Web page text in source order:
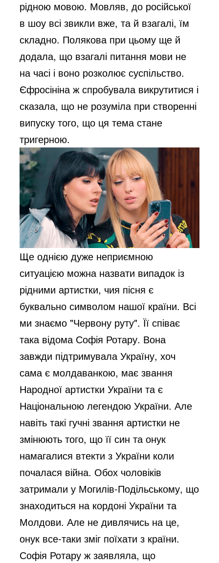
рідною мовою. Мовляв, до російської
в шоу всі звикли вже, та й взагалі, їм
складно. Полякова при цьому ще й
додала, що взагалі питання мови не
на часі і воно розколює суспільство.
Єфросініна ж спробувала викрутитися і
сказала, що не розуміла при створенні
випуску того, що ця тема стане
тригерною.
Ще однією дуже неприємною
ситуацією можна назвати випадок із
рідними артистки, чия пісня є
буквально символом нашої країни. Всі
ми знаємо "Червону руту". Її співає
така відома Софія Ротару. Вона
завжди підтримувала Україну, хоч
сама є молдаванкою, має звання
Народної артистки України та є
Національною легендою України. Але
навіть такі гучні звання артистки не
змінюють того, що її син та онук
намагалися втекти з України коли
почалася війна. Обох чоловіків
затримали у Могилів-Подільському, що
знаходиться на кордоні України та
Молдови. Але не дивлячись на це,
онук все-таки зміг поїхати з країни.
Софія Ротару ж заявляла, що